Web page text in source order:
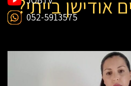
052-5913575
אודישן בייתי?